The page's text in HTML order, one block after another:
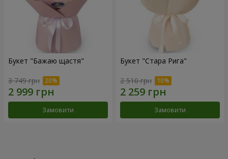
Букет "Бажаю щастя"
3 749 грн
Замовити
Букет "Стара Рига"
2 510 грн
Замовити